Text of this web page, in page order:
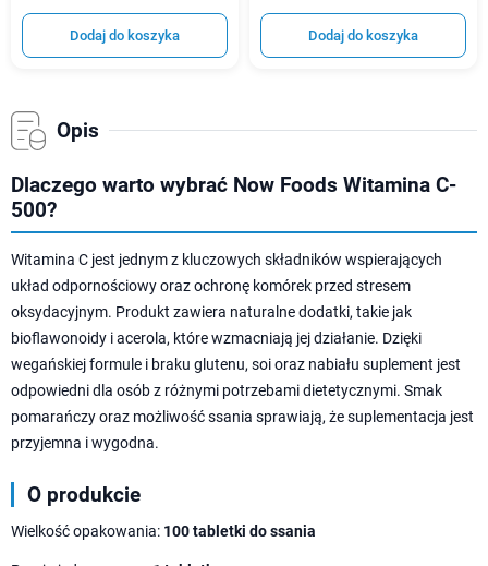
Dodaj do koszyka Dodaj do koszyka
Opis
Dlaczego warto wybrać Now Foods Witamina C-
500?
Witamina C jest jednym z kluczowych składników wspierających
układ odpornościowy oraz ochronę komórek przed stresem
oksydacyjnym. Produkt zawiera naturalne dodatki, takie jak
bioflawonoidy i acerola, które wzmacniają jej działanie. Dzięki
wegańskiej formule i braku glutenu, soi oraz nabiału suplement jest
odpowiedni dla osób z różnymi potrzebami dietetycznymi. Smak
pomarańczy oraz możliwość ssania sprawiają, że suplementacja jest
przyjemna i wygodna.
O produkcie
Wielkość opakowania: 100 tabletki do ssania